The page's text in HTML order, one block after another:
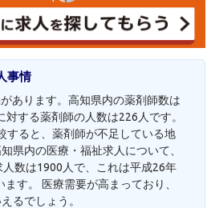
事情
あります。高知県内の薬剤師数は
する薬剤師の人数は226人です。
すると、薬剤師が不足している地
県内の医療・福祉求人について、
数は1900人で、これは平成26年
す。 医療需要が高まっており、
るでしょう。